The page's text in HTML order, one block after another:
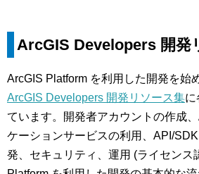
ArcGIS Developers 開発
ArcGIS Platform を利用した開発を始
ArcGIS Developers 開発リソース集に
ています。開発者アカウントの作成
ケーションサービスの利用、API/
発、セキュリティ、運用 (ライセンス